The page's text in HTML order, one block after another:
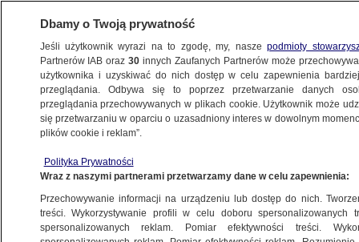
ŚWIAT
że Rosja nie jest już supermocarstwem
13.10.2022, 05:44
Dbamy o Twoją prywatność
Jeśli użytkownik wyrazi na to zgodę, my, naszepodmioty
Partnerów IAB oraz30 innych Zaufanych Partnerów może
użytkownika i uzyskiwać do nich dostęp w celu zapewnienia
przeglądania. Odbywa się to poprzez przetwarzanie danych
przeglądania przechowywanych w plikach cookie. Użytkownik może
się przetwarzaniu w oparciu o uzasadniony interes w dowolnym
plików cookie i reklam”.
Polityka Prywatności
Wraz z naszymi partnerami przetwarzamy dane w celu zapewnienia:
Przechowywanie informacji na urządzeniu lub dostęp do nich.
treści. Wykorzystywanie profili w celu doboru spersonalizowanych
spersonalizowanych reklam. Pomiar efektywności treści.